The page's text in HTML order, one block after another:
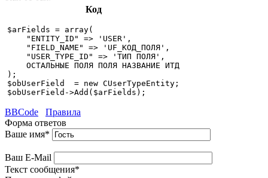
Код
$arFields = array(
"ENTITY_ID" => 'USER',
"FIELD_NAME" => 'UF_КОД_ПОЛЯ',
"USER_TYPE_ID" => 'ТИП ПОЛЯ',
ОСТАЛЬНЫЕ ПОЛЯ ПОЛЯ НАЗВАНИЕ ИТД
);
$obUserField  = new CUserTypeEntity;
BBCode
Правила
Форма ответов
Ваше имя*
Ваш E-Mail
Текст сообщения*